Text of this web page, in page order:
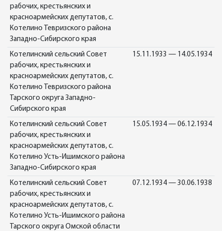
рабочих, крестьянских и
красноармейских депутатов, с.
Котелино Тевризского района
Западно-Сибирского края
Котелинский сельский Совет
рабочих, крестьянских и
красноармейских депутатов, с.
Котелино Тевризского района
Тарского округа Западно-
Сибирского края
15.11.1933 — 14.05.1934
Котелинский сельский Совет
рабочих, крестьянских и
красноармейских депутатов, с.
Котелино Усть-Ишимского района
Западно-Сибирского края
15.05.1934 — 06.12.1934
Котелинский сельский Совет
рабочих, крестьянских и
красноармейских депутатов, с.
Котелино Усть-Ишимского района
Тарского округа Омской области
07.12.1934 — 30.06.1938